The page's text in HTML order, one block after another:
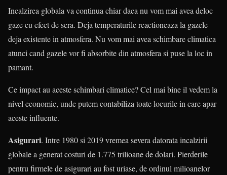
Incalzirea globala va continua chiar daca nu vom mai avea deloc
gaze cu efect de sera. Deja temperaturile reactioneaza la gazele
deja existente in atmosfera. Nu vom mai avea schimbare climatica
atunci cand gazele vor fi absorbite din atmosfera si puse la loc in
pamant.
Ce impact au aceste schimbari climatice? Cel mai bine il vedem la
nivel economic, unde putem contabiliza toate locurile in care apar
aceste influente.
Asigurari. Intre 1980 si 2019 vremea severa datorata incalzirii
globale a generat costuri de 1.775 trilioane de dolari. Pierderile
pentru firmele de asigurari au fost uriase, de ordinul milioanelor